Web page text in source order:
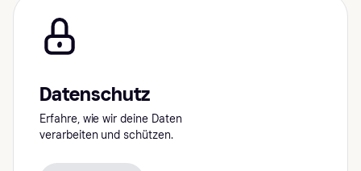
Datenschutz
Erfahre, wie wir deine Daten
verarbeiten und schützen.